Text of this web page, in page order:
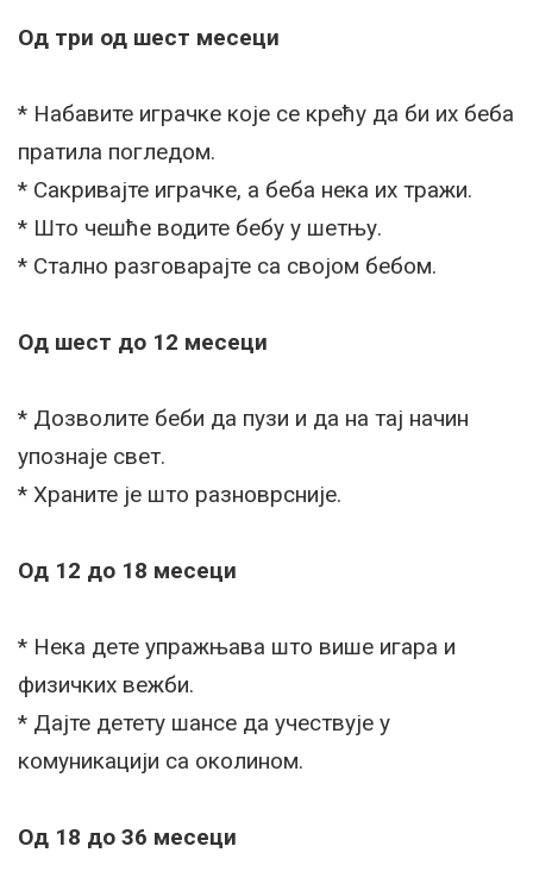
Од три од шест месеци
* Набавите играчке које се крећу да би их беба
пратила погледом.
* Сакривајте играчке, а беба нека их тражи.
* Што чешће водите бебу у шетњу.
* Стално разговарајте са својом бебом.
Од шест до 12 месеци
* Дозволите беби да пузи и да на тај начин
упознаје свет.
* Храните је што разноврсније.
Од 12 до 18 месеци
* Нека дете упражњава што више игара и
физичких вежби.
* Дајте детету шансе да учествује у
комуникацији са околином.
Од 18 до 36 месеци